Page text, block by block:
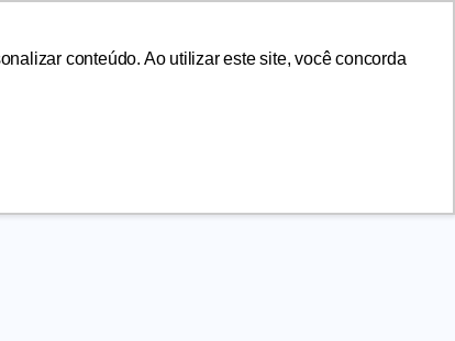
conteúdo. Ao utilizar este site, você concorda